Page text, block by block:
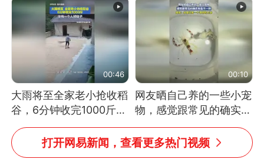
教！
00:46
大雨将至全家老小抢收稻
谷，6分钟收完1000斤，
没有一个人掉链子
00:10
网友晒自己养的一些小宠
物，感觉跟常见的确实有
些不一样
打开网易新闻，查看更多热门视频